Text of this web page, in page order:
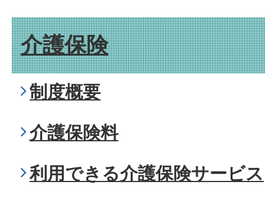
介護保険
制度概要
介護保険料
利用できる介護保険サービス